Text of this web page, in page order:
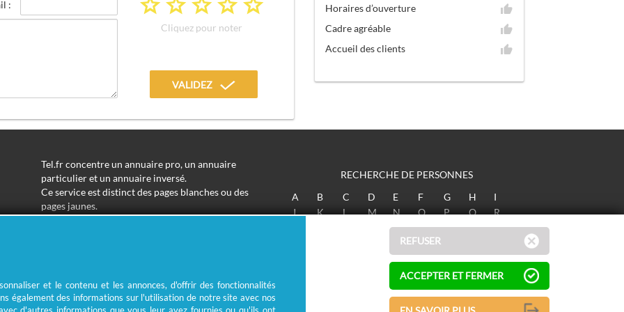
:
Cliquez pour noter
VALIDEZ
Horaires d’ouverture
Cadre agréable
Accueil des clients
Tel.fr concentre un annuaire pro, un annuaire
particulier et un annuaire inversé.
Ce service est distinct des pages blanches ou des
pages jaunes.
Les informations utilisées peuvent donc varier en
nom ou un métier.
Enfin, l'annuaire inversé permet de trouver l'identité
RECHERCHE DE PERSONNES
A
B C D E F G H
I
J
K L M N O P Q
R
W X Y Z
et le contenu et les annonces, d'offrir des fonctionnalités
également des informations sur l'utilisation de notre site avec nos
REFUSER
ACCEPTER ET FERMER